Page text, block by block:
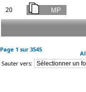
20
Page 1 sur 3545
Sauter vers: